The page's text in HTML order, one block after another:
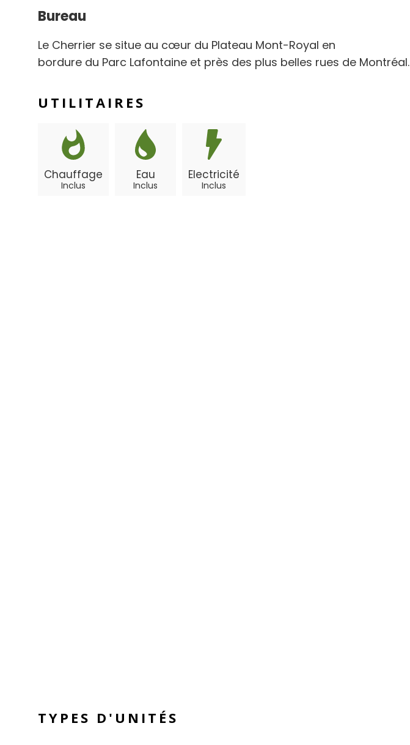
Bureau
Le Cherrier se situe au cœur du Plateau Mont-Royal en
bordure du Parc Lafontaine et près des plus belles rues de Montréal.
UTILITAIRES
Chauffage
Inclus
Eau
Inclus
Electricité
Inclus
TYPES D'UNITÉS